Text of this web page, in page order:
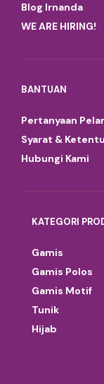
Blog Irnanda
WE ARE HIRING!
BANTUAN
Pertanyaan
Syarat &
Hubungi Kami
KATEGORI
Gamis
Gamis Polos
Gamis Motif
Tunik
Hijab